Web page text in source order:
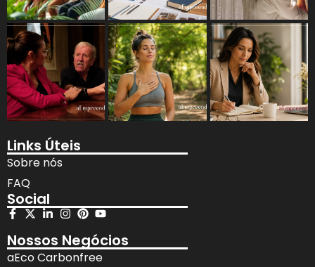
Links Úteis
Sobre nós
FAQ
Social
Nossos Negócios
aEco Carbonfree